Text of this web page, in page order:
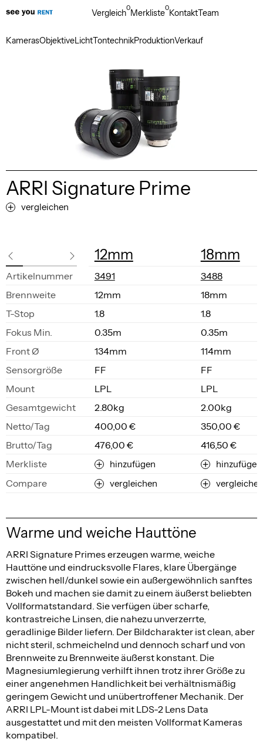
KamerasObjektiveLichtTontechnikProduktionVerkauf
Vergleich0Merkliste0KontaktTeam
ARRI Signature Prime
vergleichen
Ar­ti­kel­num­mer
Brenn­wei­te
T-Stop
Fo­kus Min.
Front Ø
Sen­sor­grö­ße
Mount
Ge­samt­ge­wicht
Net­to/Tag
Brut­to/Tag
Merkliste
Compare
12mm
3491
12mm
1.8
0.35m
134mm
FF
LPL
2.80kg
400,00 €
476,00 €
hinzufügen
vergleichen
18mm
3488
18mm
1.8
0.35m
114mm
FF
LPL
2.00kg
350,00 €
416,50 €
hinzufügen
vergleichen
Warme und weiche Hauttöne
ARRI Signature Primes erzeugen warme, weiche
Hauttöne und eindrucksvolle Flares, klare Übergänge
zwischen hell/dunkel sowie ein außergewöhnlich sanftes
Bokeh und machen sie damit zu einem äußerst beliebten
Vollformatstandard. Sie verfügen über scharfe,
kontrastreiche Linsen, die nahezu unverzerrte,
geradlinige Bilder liefern. Der Bildcharakter ist clean, aber
nicht steril, schmeichelnd und dennoch scharf und von
Brennweite zu Brennweite äußerst konstant. Die
Magnesiumlegierung verhilft ihnen trotz ihrer Größe zu
einer angenehmen Handlichkeit bei verhältnismäßig
geringem Gewicht und unübertroffener Mechanik. Der
ARRI LPL-Mount ist dabei mit LDS-2 Lens Data
ausgestattet und mit den meisten Vollformat Kameras
kompatibel.